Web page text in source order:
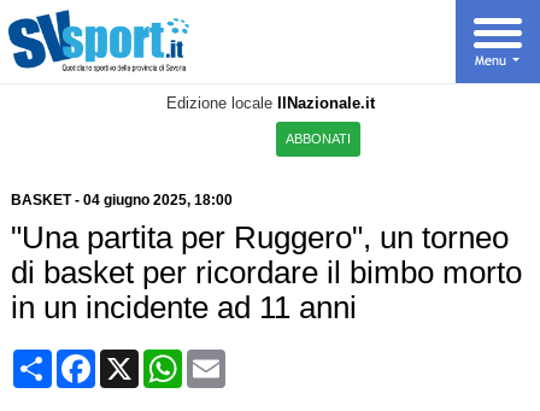
Edizione locale IlNazionale.it
ABBONATI
BASKET- 04 giugno 2025, 18:00
"Una partita per Ruggero", un torneo
di basket per ricordare il bimbo morto
in un incidente ad 11 anni
CondividiFacebook
X WhatsApp
Email